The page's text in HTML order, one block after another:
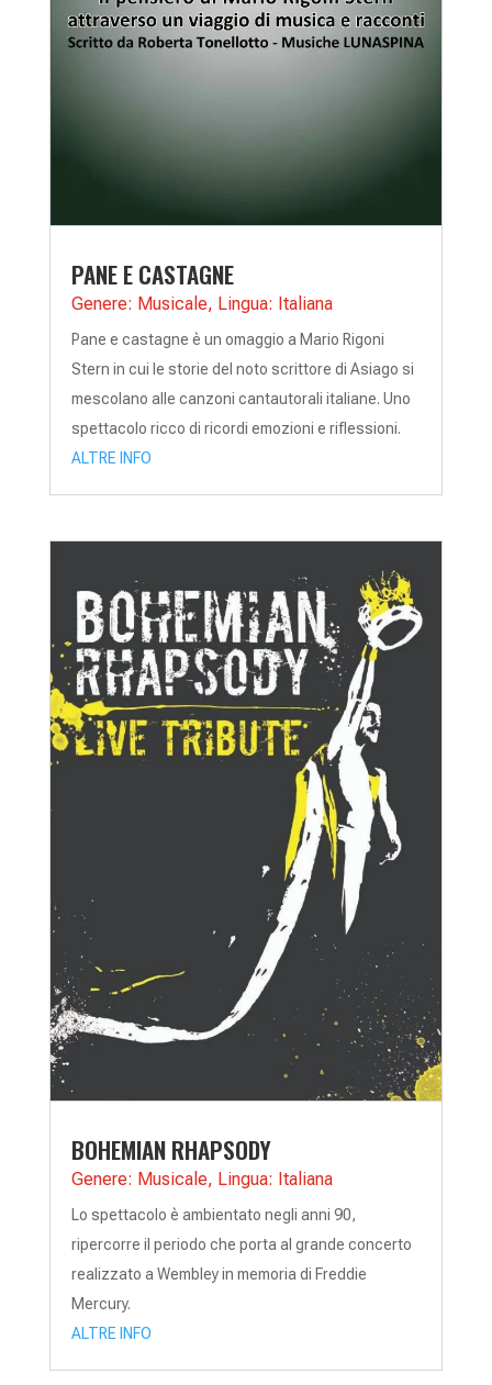
PANE E CASTAGNE
Genere: Musicale, Lingua: Italiana
Pane e castagne è un omaggio a Mario Rigoni
Stern in cui le storie del noto scrittore di Asiago si
mescolano alle canzoni cantautorali italiane. Uno
spettacolo ricco di ricordi emozioni e riflessioni.
ALTRE INFO
BOHEMIAN RHAPSODY
Genere: Musicale, Lingua: Italiana
Lo spettacolo è ambientato negli anni 90,
ripercorre il periodo che porta al grande concerto
realizzato a Wembley in memoria di Freddie
Mercury.
ALTRE INFO